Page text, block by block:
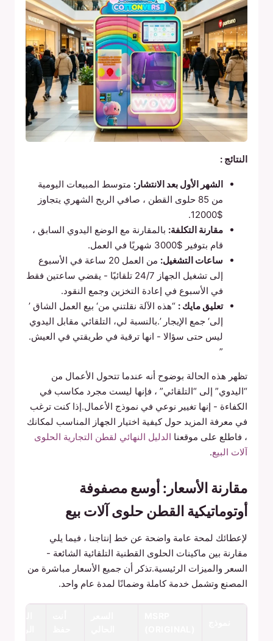
النتائج :
الشهر الأول بعد الانتشار: متوسط المبيعات اليومية
من 85 حلوى القطن ، صافي الربح الشهري يتجاوز
$12000.
مقارنة التكلفة: بالمقارنة مع الوضع اليدوي السابق ،
قام بتوفير $3000 شهريًا في العمل.
ساعات التشغيل:
من العمل 20 ساعة في الأسبوع
إلى تشغيل الجهاز 24/7 تلقائيًا - يقضي ساعتين فقط
في الأسبوع في إعادة التخزين وجمع النقود.
تعليق مايك : “هذه الآلة نقلتني من‘ بيع العمل الشاق ’
إلى‘ جمع الإيجار ’.بالنسبة لي، التلقائي مقابل اليدوي
ليس حتى سؤالا - انها ترقية في طريقتي في العيش.
”
تظهر هذه الحالة بوضوح أنه عندما تتحول الأعمال من
“اليدوي” إلى “التلقائي” ، فإنها ليست مجرد مكاسب في
الكفاءة - إنها تغيير نوعي في نموذج الأعمال.إذا كنت ترغب
في معرفة المزيد حول كيفية اختيار الجهاز المناسب لمكانك
، فاطلع على موقعنا الدليل النهائي لقطن التجارية الحلوى
آلات البيع.
مقارنة الأسعار: أوسع مصفوفة
أوتوماتيكية القطن حلوى آلات بيع
لإعطائك لمحة عامة واضحة عن خط إنتاجنا ، فيما يلي
مقارنة بين ماكينات الحلوى القطنية التلقائية الشائعة -
السعر والميزات الرئيسية.تذكر أن جميع الأسعار مباشرة من
المصنع وتشمل خدمة كاملة وضمانًا لمدة عام واحد.